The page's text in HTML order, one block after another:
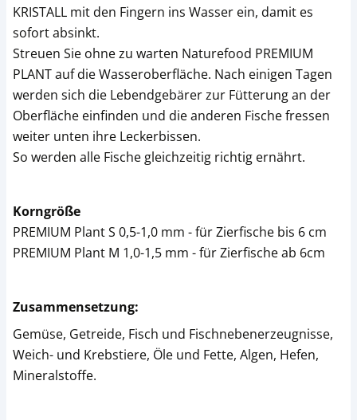
KRISTALL mit den Fingern ins Wasser ein, damit es
sofort absinkt.
Streuen Sie ohne zu warten Naturefood PREMIUM
PLANT auf die Wasseroberfläche. Nach einigen Tagen
werden sich die Lebendgebärer zur Fütterung an der
Oberfläche einfinden und die anderen Fische fressen
weiter unten ihre Leckerbissen.
So werden alle Fische gleichzeitig richtig ernährt.
Korngröße
PREMIUM Plant S 0,5-1,0 mm - für Zierfische bis 6 cm
PREMIUM Plant M 1,0-1,5 mm - für Zierfische ab 6cm
Zusammensetzung:
Gemüse, Getreide, Fisch und Fischnebenerzeugnisse,
Weich- und Krebstiere, Öle und Fette, Algen, Hefen,
Mineralstoffe.